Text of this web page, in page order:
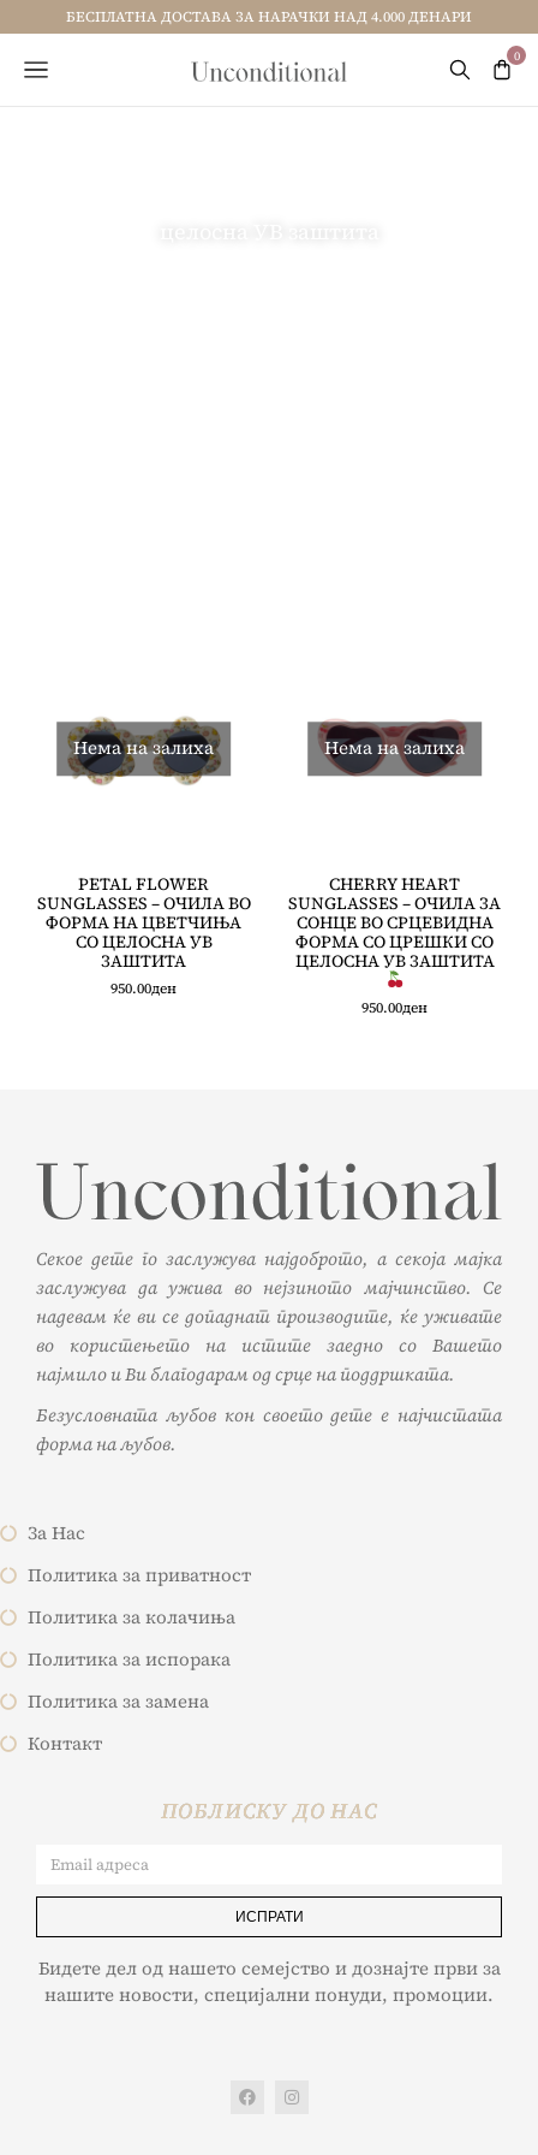
БЕСПЛАТНА ДОСТАВА ЗА НАРАЧКИ НАД 4.000 ДЕНАРИ
Нема на залиха
PETAL FLOWER
SUNGLASSES – ОЧИЛА ВО
ФОРМА НА ЦВЕТЧИЊА
СО ЦЕЛОСНА УВ
ЗАШТИТА
950.00ден
Нема на залиха
CHERRY HEART
SUNGLASSES – ОЧИЛА ЗА
СОНЦЕ ВО СРЦЕВИДНА
ФОРМА СО ЦРЕШКИ СО
ЦЕЛОСНА УВ ЗАШТИТА
950.00ден
Секое дете го заслужува најдоброто, а секоја мајка
заслужува да ужива во нејзиното мајчинство. Се
надевам ќе ви се допаднат производите, ќе уживате
во користењето на истите заедно со Вашето
најмило и Ви благодарам од срце на поддршката.
Безусловната љубов кон своето дете е најчистата
форма на љубов.
За Нас
Политика за приватност
Политика за колачиња
Политика за испорака
Политика за замена
Контакт
ПОБЛИСКУ ДО НАС
ИСПРАТИ
Бидете дел од нашето семејство и дознајте први за
нашите новости, специјални понуди, промоции.